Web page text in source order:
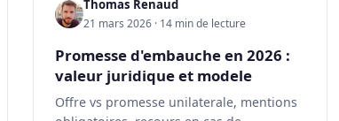
Thomas Renaud
21 mars 2026 · 14 min de lecture
Promesse d'embauche en 2026 :
valeur juridique et modele
Offre vs promesse unilaterale, mentions